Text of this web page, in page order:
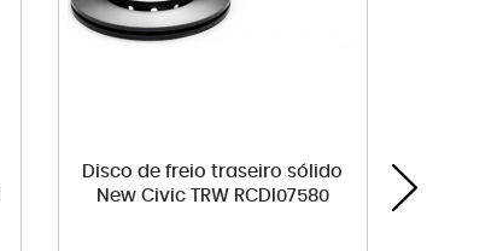
Disco de freio traseiro sólido
New Civic TRW RCDI07580